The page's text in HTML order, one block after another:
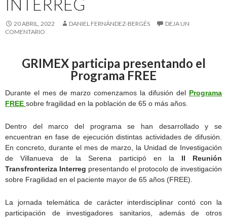
INTERREG
20 ABRIL, 2022 DANIEL FERNÁNDEZ-BERGÉS
DEJA UN
COMENTARIO
GRIMEX participa presentando el
Programa FREE
Durante el mes de marzo comenzamos la difusión del Programa
FREE sobre fragilidad en la población de 65 o más años.
Dentro del marco del programa se han desarrollado y se
encuentran en fase de ejecución distintas actividades de difusión.
En concreto, durante el mes de marzo, la Unidad de Investigación
de Villanueva de la Serena participó en la II Reunión
Transfronteriza Interreg presentando el protocolo de investigación
sobre Fragilidad en el paciente mayor de 65 años (FREE).
La jornada telemática de carácter interdisciplinar contó con la
participación de investigadores sanitarios, además de otros